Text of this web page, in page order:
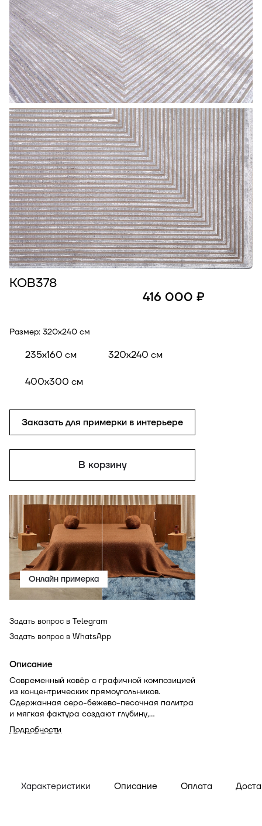
КОВ378
Размер: 320x240 см
235x160 см 320x240 см
400x300 см
Заказать для примерки в интерьере
В корзину
Онлайн примерка
Задать вопрос в Telegram
Задать вопрос в WhatsApp
Описание
Современный ковёр с графичной композицией
из концентрических прямоугольников.
Сдержанная серо-бежево-песочная палитра
и мягкая фактура создают глубину,
подчёркивая архитектурность рисунка и
баланс пропорций.
Подробности
416 000 ₽
Характеристики Описание Оплата